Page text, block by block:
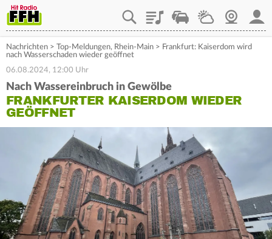
PlaylistStaupilotWetterWebcam
Nachrichten > Top-Meldungen, Rhein-Main > Frankfurt: Kaiserdom wird
nach Wasserschaden wieder geöffnet
06.08.2024, 12:00 Uhr
Nach Wassereinbruch in Gewölbe
FRANKFURTER KAISERDOM WIEDER
GEÖFFNET